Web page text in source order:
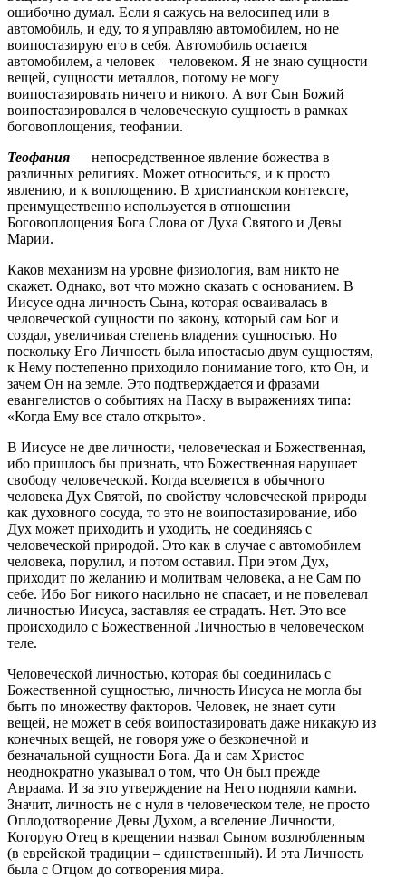
ошибочно думал. Если я сажусь на велосипед или в
автомобиль, и еду, то я управляю автомобилем, но не
воипостазирую его в себя. Автомобиль остается
автомобилем, а человек – человеком. Я не знаю сущности
вещей, сущности металлов, потому не могу
воипостазировать ничего и никого. А вот Сын Божий
воипостазировался в человеческую сущность в рамках
боговоплощения, теофании.
Теофания — непосредственное явление божества в
различных религиях. Может относиться, и к просто
явлению, и к воплощению. В христианском контексте,
преимущественно используется в отношении
Боговоплощения Бога Слова от Духа Святого и Девы
Марии.
Каков механизм на уровне физиология, вам никто не
скажет. Однако, вот что можно сказать с основанием. В
Иисусе одна личность Сына, которая осваивалась в
человеческой сущности по закону, который сам Бог и
создал, увеличивая степень владения сущностью. Но
поскольку Его Личность была ипостасью двум сущностям,
к Нему постепенно приходило понимание того, кто Он, и
зачем Он на земле. Это подтверждается и фразами
евангелистов о событиях на Пасху в выражениях типа:
«Когда Ему все стало открыто».
В Иисусе не две личности, человеческая и Божественная,
ибо пришлось бы признать, что Божественная нарушает
свободу человеческой. Когда вселяется в обычного
человека Дух Святой, по свойству человеческой природы
как духовного сосуда, то это не воипостазирование, ибо
Дух может приходить и уходить, не соединяясь с
человеческой природой. Это как в случае с автомобилем
человека, порулил, и потом оставил. При этом Дух,
приходит по желанию и молитвам человека, а не Сам по
себе. Ибо Бог никого насильно не спасает, и не повелевал
личностью Иисуса, заставляя ее страдать. Нет. Это все
происходило с Божественной Личностью в человеческом
теле.
Человеческой личностью, которая бы соединилась с
Божественной сущностью, личность Иисуса не могла бы
быть по множеству факторов. Человек, не знает сути
вещей, не может в себя воипостазировать даже никакую из
конечных вещей, не говоря уже о безконечной и
безначальной сущности Бога. Да и сам Христос
неоднократно указывал о том, что Он был прежде
Авраама. И за это утверждение на Него подняли камни.
Значит, личность не с нуля в человеческом теле, не просто
Оплодотворение Девы Духом, а вселение Личности,
Которую Отец в крещении назвал Сыном возлюбленным
(в еврейской традиции – единственный). И эта Личность
была с Отцом до сотворения мира.